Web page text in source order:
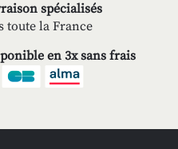
spécialisés
toute la France
en 3x sans frais